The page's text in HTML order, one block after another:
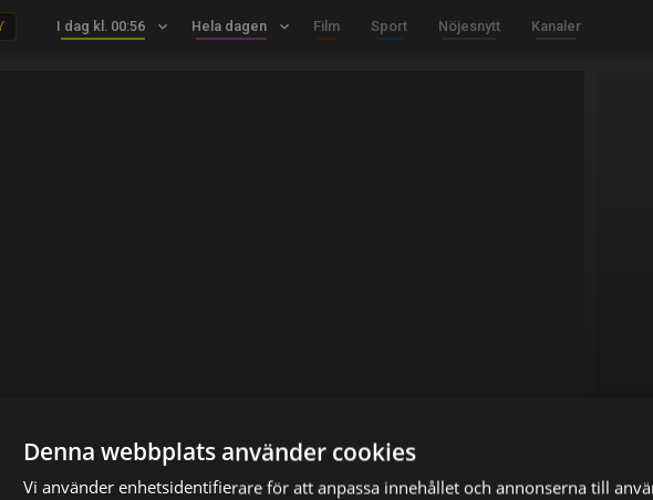
I dag kl. 00:56 keyboard_arrow_down Hela dagen keyboard_arrow_down Film Sport Nöjesnytt Kanaler
Denna webbplats använder cookies
Vi använder enhetsidentifierare för att anpassa innehållet och annonserna till